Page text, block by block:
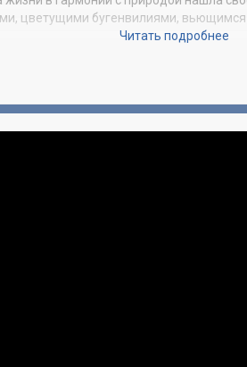
цветущими бугенвилиями,
выбрать между двух-, трех- и
860 кв.м.
Читать подробнее